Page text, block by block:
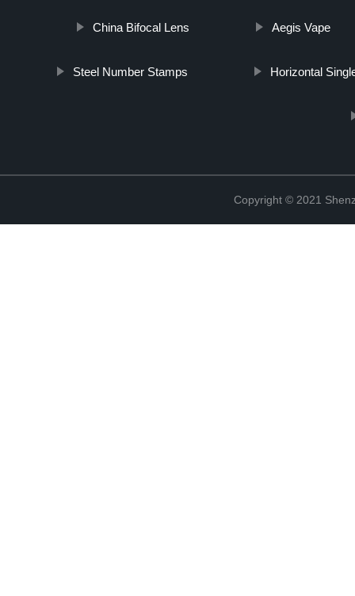
China Bifocal Lens Aegis Vape
Steel Number Stamps Horizontal
Copyright © 2021